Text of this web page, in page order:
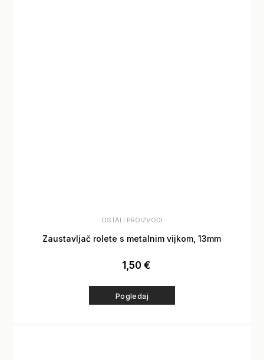
OSTALI PROIZVODI
Zaustavljač rolete s metalnim vijkom, 13mm
1,50 €
Pogledaj